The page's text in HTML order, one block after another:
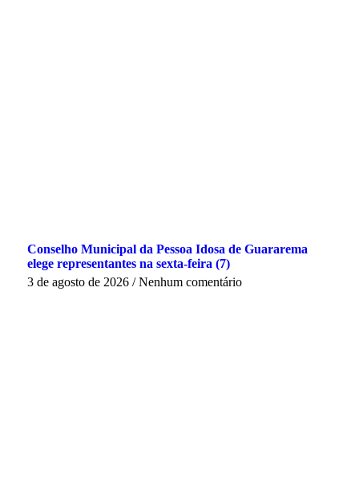
Conselho Municipal da Pessoa Idosa de Guararema
elege representantes na sexta-feira (7)
3 de agosto de 2026 Nenhum comentário